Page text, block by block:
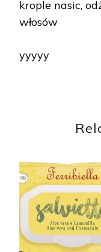
krople nasic,
włosów
yyyyy